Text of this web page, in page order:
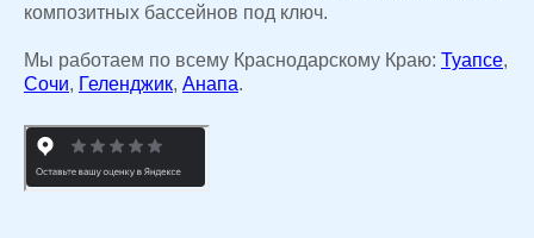
композитных бассейнов под ключ.
Мы работаем по всему Краснодарскому Краю: Туапсе,
Сочи, Геленджик, Анапа.